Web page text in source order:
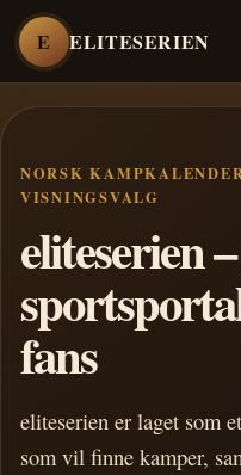
E ELITESERIEN
NORSK
VISNINGSVALG
eliteserien
fans
eliteserien er laget som
som vil finne kamper,